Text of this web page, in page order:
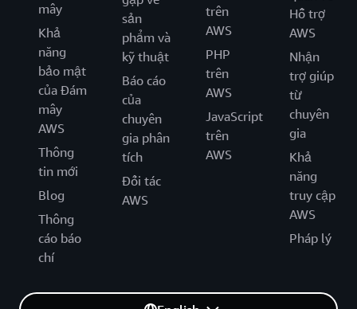
mây
Khả
năng
bảo mật
của Đám
mây
AWS
Thông
tin mới
Blog
Thông
cáo báo
chí
sản
phẩm và
kỹ thuật
Báo cáo
của
chuyên
gia phân
tích
Đối tác
AWS
trên
AWS
PHP
trên
AWS
JavaScript
trên
AWS
Hỗ trợ
AWS
Nhận
trợ giúp
từ
chuyên
gia
Khả
năng
truy cập
AWS
Pháp lý